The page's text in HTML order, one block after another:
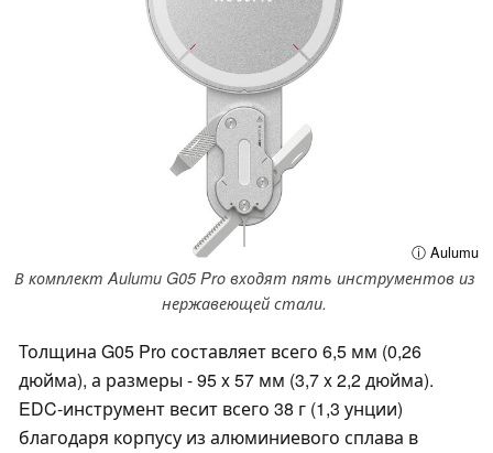
ⓘ Aulumu
В комплект Aulumu G05 Pro входят пять инструментов из
нержавеющей стали.
Толщина G05 Pro составляет всего 6,5 мм (0,26
дюйма), а размеры - 95 x 57 мм (3,7 x 2,2 дюйма).
EDC-инструмент весит всего 38 г (1,3 унции)
благодаря корпусу из алюминиевого сплава в